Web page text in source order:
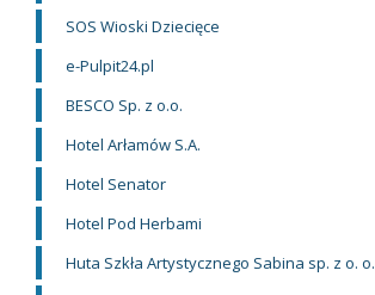
SOS Wioski Dziecięce
e-Pulpit24.pl
BESCO Sp. z o.o.
Hotel Arłamów S.A.
Hotel Senator
Hotel Pod Herbami
Huta Szkła Artystycznego Sabina sp. z o. o.